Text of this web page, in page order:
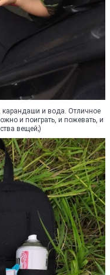
и вода. Отличное
и поиграть, и пожевать, и
вещей;)